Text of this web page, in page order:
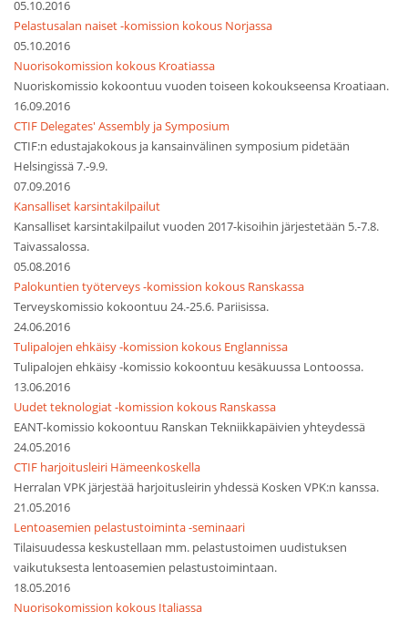
05.10.2016
Pelastusalan naiset -komission kokous Norjassa
05.10.2016
Nuorisokomission kokous Kroatiassa
Nuoriskomissio kokoontuu vuoden toiseen kokoukseensa Kroatiaan.
16.09.2016
CTIF Delegates' Assembly ja Symposium
CTIF:n edustajakokous ja kansainvälinen symposium pidetään
Helsingissä 7.-9.9.
07.09.2016
Kansalliset karsintakilpailut
Kansalliset karsintakilpailut vuoden 2017-kisoihin järjestetään 5.-7.8.
Taivassalossa.
05.08.2016
Palokuntien työterveys -komission kokous Ranskassa
Terveyskomissio kokoontuu 24.-25.6. Pariisissa.
24.06.2016
Tulipalojen ehkäisy -komission kokous Englannissa
Tulipalojen ehkäisy -komissio kokoontuu kesäkuussa Lontoossa.
13.06.2016
Uudet teknologiat -komission kokous Ranskassa
EANT-komissio kokoontuu Ranskan Tekniikkapäivien yhteydessä
24.05.2016
CTIF harjoitusleiri Hämeenkoskella
Herralan VPK järjestää harjoitusleirin yhdessä Kosken VPK:n kanssa.
21.05.2016
Lentoasemien pelastustoiminta -seminaari
Tilaisuudessa keskustellaan mm. pelastustoimen uudistuksen
vaikutuksesta lentoasemien pelastustoimintaan.
18.05.2016
Nuorisokomission kokous Italiassa